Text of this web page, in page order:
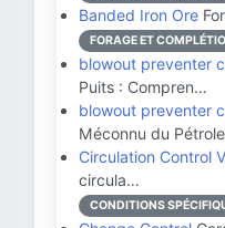
Banded Iron Ore
FORAGE ET
blowout preventer
Puits : Compren…
blowout preventer
Méconnu du
Circulation Control
circula…
CONDITIONS